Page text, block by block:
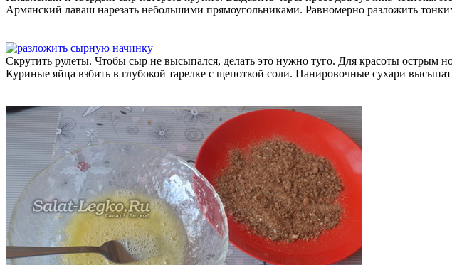
Армянский лаваш нарезать небольшими прямоугольниками. Равномерно разложить
Скрутить рулеты. Чтобы сыр не высыпался, делать это нужно туго. Для красоты острым
Куриные яйца взбить в глубокой тарелке с щепоткой соли. Панировочные сухари